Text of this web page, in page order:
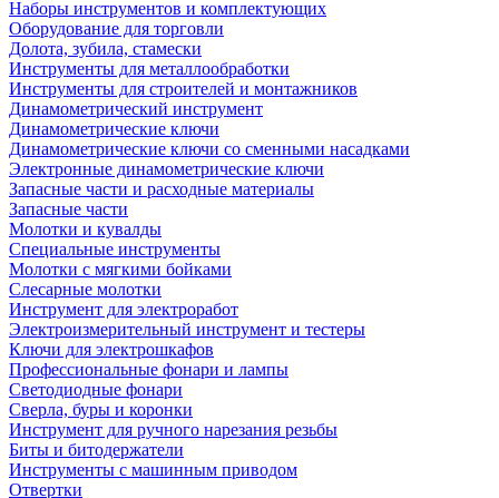
Наборы инструментов и комплектующих
Оборудование для торговли
Долота, зубила, стамески
Инструменты для металлообработки
Инструменты для строителей и монтажников
Динамометрический инструмент
Динамометрические ключи
Динамометрические ключи со сменными насадками
Электронные динамометрические ключи
Запасные части и расходные материалы
Запасные части
Молотки и кувалды
Специальные инструменты
Молотки с мягкими бойками
Слесарные молотки
Инструмент для электроработ
Электроизмерительный инструмент и тестеры
Ключи для электрошкафов
Профессиональные фонари и лампы
Светодиодные фонари
Сверла, буры и коронки
Инструмент для ручного нарезания резьбы
Биты и битодержатели
Инструменты с машинным приводом
Отвертки